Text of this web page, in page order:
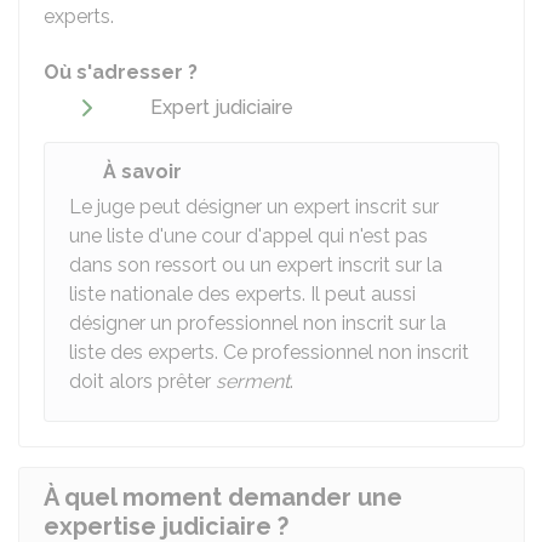
experts.
Où s'adresser ?
Expert judiciaire
À savoir
Le juge peut désigner un expert inscrit sur
une liste d'une cour d'appel qui n'est pas
dans son ressort ou un expert inscrit sur la
liste nationale des experts. Il peut aussi
désigner un professionnel non inscrit sur la
liste des experts. Ce professionnel non inscrit
doit alors prêter serment.
À quel moment demander une
expertise judiciaire ?